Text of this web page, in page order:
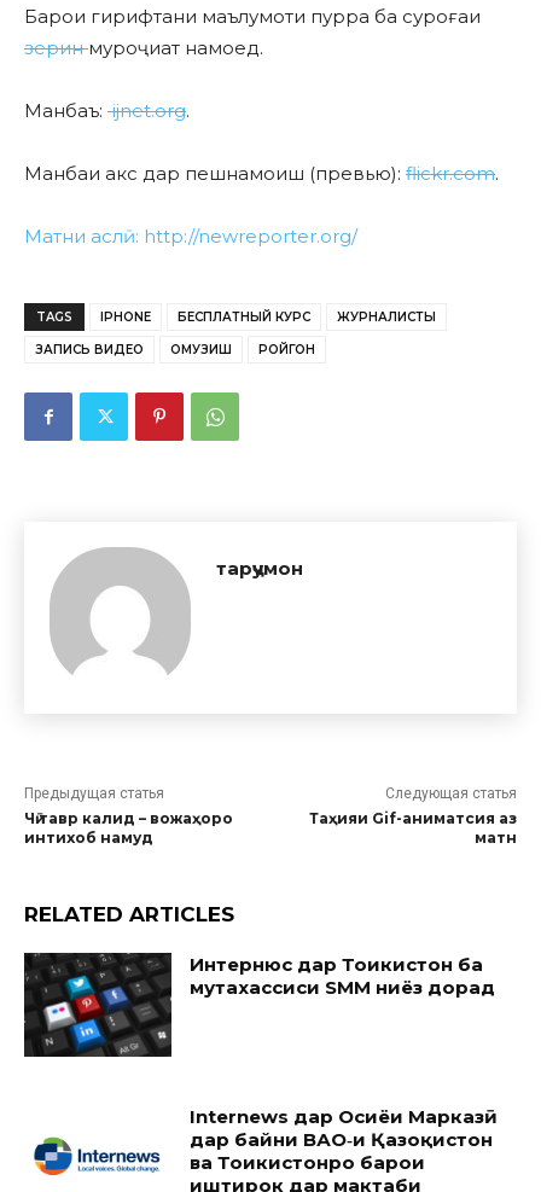
Барои гирифтани маълумоти пурра ба суроғаи
зеринмуроҷиат намоед.
Манбаъ: ijnet.org.
Манбаи акс дар пешнамоиш (превью): flickr.com.
Матни аслӣ: http://newreporter.org/
TAGS IPHONE БЕСПЛАТНЫЙ КУРС ЖУРНАЛИСТЫ
ЗАПИСЬ ВИДЕО ОМУЗИШ РОЙГОН
тарҷумон
Предыдущая статья
Чӣ тавр калид – вожаҳоро
интихоб намуд
Следующая статья
Таҳияи Gif-аниматсия аз
матн
RELATED ARTICLES
Интернюс дар Тоҷикистон ба
мутахассиси SMM ниёз дорад
Internews дар Осиёи Марказӣ
дар байни ВАО‑и Қазоқистон
ва Тоҷикистонро барои
иштирок дар мактаби